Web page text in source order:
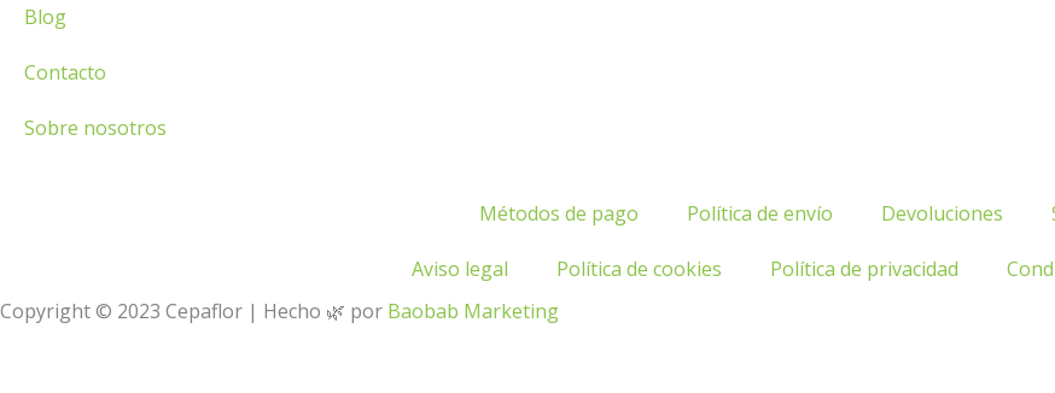
Blog
Contacto
Sobre nosotros
Métodos de pago Política de envío Devoluciones
Aviso legal Política de cookies Política de privacidad
Copyright © 2023 Cepaflor | Hecho 🌿 por Baobab Marketing